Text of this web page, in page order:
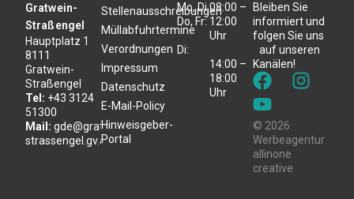
Gratwein-
Straßengel
Hauptplatz 1
8111
Gratwein-
Straßengel
Tel: +43 3124
51300
Mail: gde@gratwein-
strassengel.gv.at
Stellenausschreibungen
Müllabfuhrtermine
Verordnungen
Impressum
Datenschutz
E-Mail-Policy
Hinweisgeber-
Portal
Mo, Di,
Do, Fr:
Di:
08:00 –
12:00
Uhr
14:00 –
18:00
Uhr
Bleiben Sie
informiert und
folgen Sie uns
auf unseren
Kanälen!
© 2026
Werbeagentur
allinone
creative